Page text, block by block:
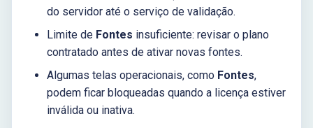
do servidor até o serviço de validação.
Limite de Fontes insuficiente: revisar o plano
contratado antes de ativar novas fontes.
Algumas telas operacionais, como Fontes,
podem ficar bloqueadas quando a licença estiver
inválida ou inativa.